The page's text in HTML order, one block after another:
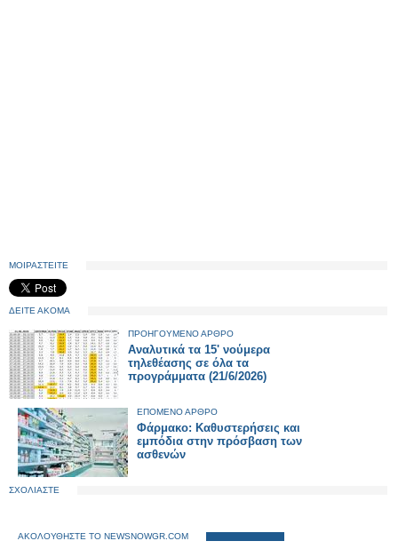
ΜΟΙΡΑΣΤΕΙΤΕ
ΔΕΙΤΕ ΑΚΟΜΑ
ΠΡΟΗΓΟΥΜΕΝΟ ΑΡΘΡΟ
Αναλυτικά τα 15' νούμερα
τηλεθέασης σε όλα τα
προγράμματα (21/6/2026)
ΕΠΟΜΕΝΟ ΑΡΘΡΟ
Φάρμακο: Καθυστερήσεις και
εμπόδια στην πρόσβαση των
ασθενών
ΣΧΟΛΙΑΣΤΕ
ΑΚΟΛΟΥΘΗΣΤΕ ΤΟ NEWSNOWGR.COM